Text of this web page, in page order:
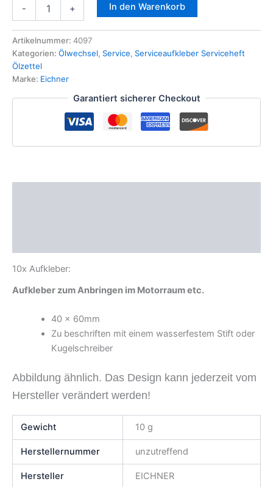
-
Aufkleber
Kühlmittel
Inspektion
Kundendienst
Serviceaufkleber
+ In den Warenkorb
Artikelnummer: 4097
Kategorien: Ölwechsel, Service, Serviceaufkleber Serviceheft
Ölzettel
Marke: Eichner
Garantiert sicherer Checkout
10x Aufkleber:
Aufkleber zum Anbringen im Motorraum etc.
40 x 60mm
Zu beschriften mit einem wasserfestem Stift oder
Kugelschreiber
Abbildung ähnlich. Das Design kann jederzeit vom
Hersteller verändert werden!
Gewicht 10 g
Herstellernummer unzutreffend
Hersteller EICHNER